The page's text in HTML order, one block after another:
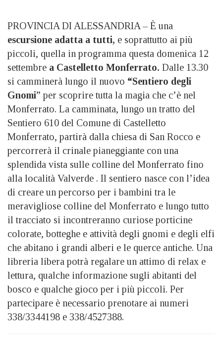
PROVINCIA DI ALESSANDRIA – È una
escursione adatta a tutti, e soprattutto ai più
piccoli, quella in programma questa domenica 12
settembre a Castelletto Monferrato. Dalle 13.30
si camminerà lungo il nuovo “Sentiero degli
Gnomi” per scoprire tutta la magia che c’è nel
Monferrato. La camminata, lungo un tratto del
Sentiero 610 del Comune di Castelletto
Monferrato, partirà dalla chiesa di San Rocco e
percorrerà il crinale pianeggiante con una
splendida vista sulle colline del Monferrato fino
alla località Valverde . Il sentiero nasce con l’idea
di creare un percorso per i bambini tra le
meravigliose colline del Monferrato e lungo tutto
il tracciato si incontreranno curiose porticine
colorate, botteghe e attività degli gnomi e degli elfi
che abitano i grandi alberi e le querce antiche. Una
libreria libera potrà regalare un attimo di relax e
lettura, qualche informazione sugli abitanti del
bosco e qualche gioco per i più piccoli. Per
partecipare è necessario prenotare ai numeri
338/3344198 e 338/4527388.